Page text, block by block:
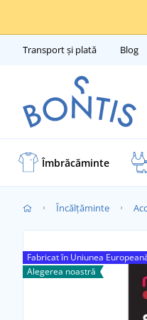
Transport și plată Blog
Îmbrăcăminte
Încălţăminte
Fabricat în Uniunea
Alegerea noastră